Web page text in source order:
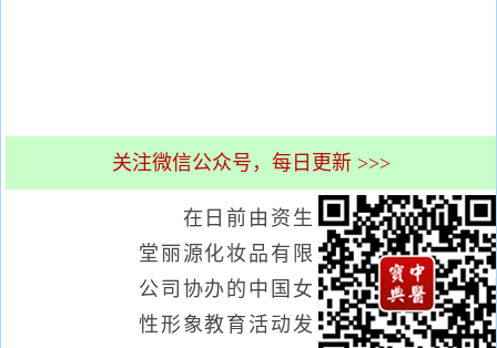
关注微信公众号，每日更新 >>>
在日前由资生
堂丽源化妆品有限
公司协办的中国女
性形象教育活动发